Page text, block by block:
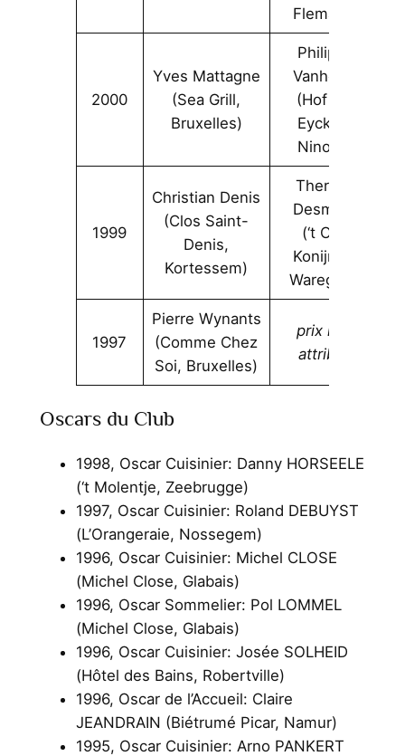
Flemalle)
2000
Yves Mattagne
(Sea Grill,
Bruxelles)
Philippe
Vanheule
(Hof Ter
Eycken,
Ninove)
1999
Christian Denis
(Clos Saint-
Denis,
Kortessem)
Therese
Desmedt
(‘t Oud
Konijntje,
Waregem)
1997
Pierre Wynants
(Comme Chez
Soi, Bruxelles)
prix non
attribué
Oscars du Club
1998, Oscar Cuisinier: Danny HORSEELE
(‘t Molentje, Zeebrugge)
1997, Oscar Cuisinier: Roland DEBUYST
(L’Orangeraie, Nossegem)
1996, Oscar Cuisinier: Michel CLOSE
(Michel Close, Glabais)
1996, Oscar Sommelier: Pol LOMMEL
(Michel Close, Glabais)
1996, Oscar Cuisinier: Josée SOLHEID
(Hôtel des Bains, Robertville)
1996, Oscar de l’Accueil: Claire
JEANDRAIN (Biétrumé Picar, Namur)
1995, Oscar Cuisinier: Arno PANKERT